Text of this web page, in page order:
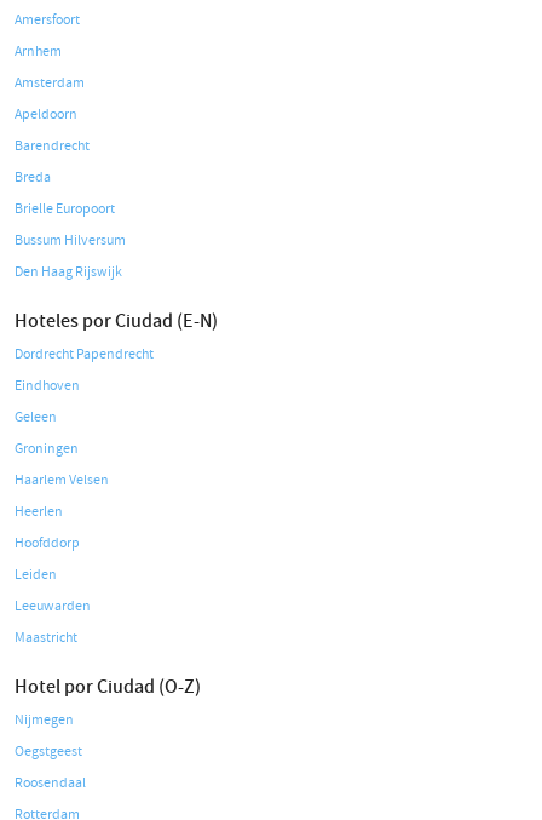
Amersfoort
Arnhem
Amsterdam
Apeldoorn
Barendrecht
Breda
Brielle Europoort
Bussum Hilversum
Den Haag Rijswijk
Hoteles por Ciudad (E-N)
Dordrecht Papendrecht
Eindhoven
Geleen
Groningen
Haarlem Velsen
Heerlen
Hoofddorp
Leiden
Leeuwarden
Maastricht
Hotel por Ciudad (O-Z)
Nijmegen
Oegstgeest
Roosendaal
Rotterdam